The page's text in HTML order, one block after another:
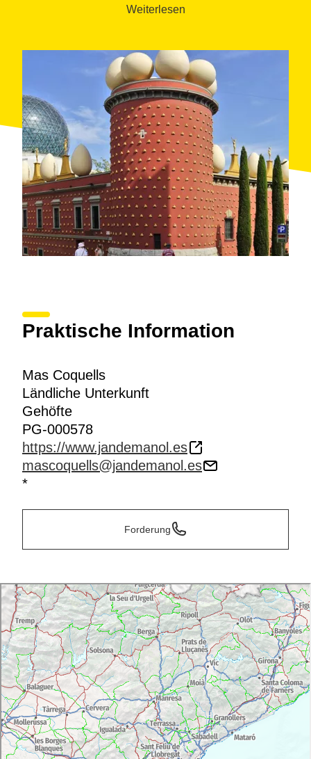
Besichtigungen unternehmen. Zu den empfohlenen
Ausflüge zu Pferd.
Weiterlesen
Praktische Information
Mas Coquells
Ländliche Unterkunft
Gehöfte
PG-000578
https://www.jandemanol.es
mascoquells@jandemanol.es
*
Forderung